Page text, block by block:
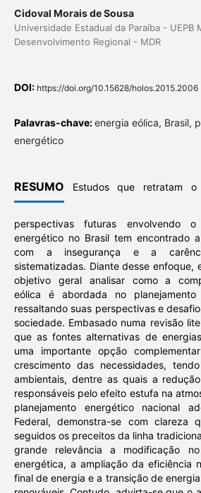
Cidoval Morais de Sousa
Universidade Estadual da Paraíba - UEPB
Desenvolvimento Regional - MDR
DOI: https://doi.org/10.15628/holos.2015.2006
Palavras-chave:energia eólica, Brasil,
energético
RESUMO Estudos que retratam
perspectivas futuras envolvendo o
energético no Brasil tem encontrado
com a insegurança e a
sistematizadas. Diante desse enfoque,
objetivo geral analisar como a
eólica é abordada no planejamento
ressaltando suas perspectivas e
sociedade. Embasado numa revisão
que as fontes alternativas de
uma importante opção
crescimento das necessidades,
ambientais, dentre as quais a
responsáveis pelo efeito estufa na
planejamento energético nacional
Federal, demonstra-se com clareza
seguidos os preceitos da linha
grande relevância a modificação
energética, a ampliação da eficiência
final de energia e a transição de